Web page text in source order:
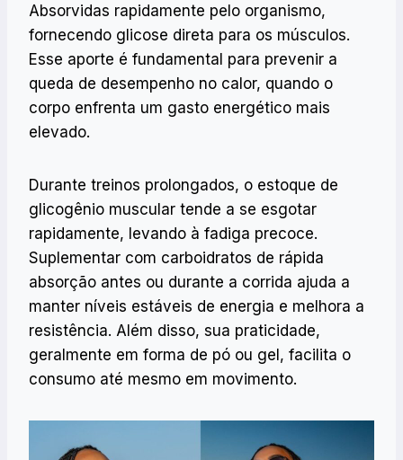
Absorvidas rapidamente pelo organismo,
fornecendo glicose direta para os músculos.
Esse aporte é fundamental para prevenir a
queda de desempenho no calor, quando o
corpo enfrenta um gasto energético mais
elevado.
Durante treinos prolongados, o estoque de
glicogênio muscular tende a se esgotar
rapidamente, levando à fadiga precoce.
Suplementar com carboidratos de rápida
absorção antes ou durante a corrida ajuda a
manter níveis estáveis de energia e melhora a
resistência. Além disso, sua praticidade,
geralmente em forma de pó ou gel, facilita o
consumo até mesmo em movimento.